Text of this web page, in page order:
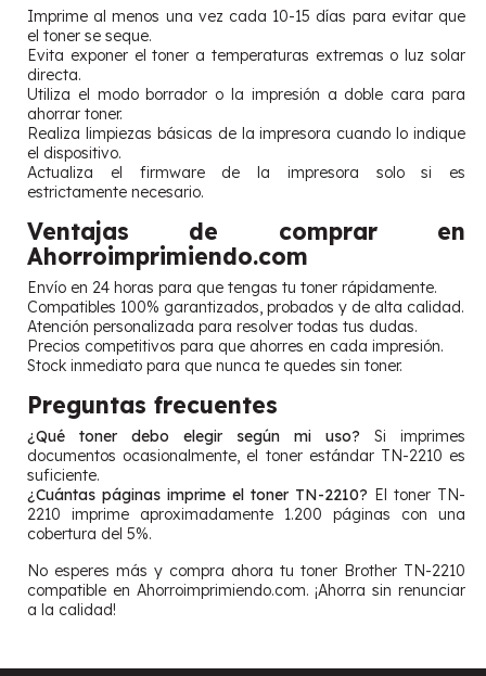
Imprime al menos una vez cada 10-15 días para evitar que
el toner se seque.
Evita exponer el toner a temperaturas extremas o luz solar
directa.
Utiliza el modo borrador o la impresión a doble cara para
ahorrar toner.
Realiza limpiezas básicas de la impresora cuando lo indique
el dispositivo.
Actualiza el firmware de la impresora solo si es
estrictamente necesario.
Ventajas de comprar en
Ahorroimprimiendo.com
Envío en 24 horas para que tengas tu toner rápidamente.
Compatibles 100% garantizados, probados y de alta calidad.
Atención personalizada para resolver todas tus dudas.
Precios competitivos para que ahorres en cada impresión.
Stock inmediato para que nunca te quedes sin toner.
Preguntas frecuentes
¿Qué toner debo elegir según mi uso? Si imprimes
documentos ocasionalmente, el toner estándar TN-2210 es
suficiente.
¿Cuántas páginas imprime el toner TN-2210? El toner TN-
2210 imprime aproximadamente 1.200 páginas con una
cobertura del 5%.
No esperes más y compra ahora tu toner Brother TN-2210
compatible en Ahorroimprimiendo.com. ¡Ahorra sin renunciar
a la calidad!